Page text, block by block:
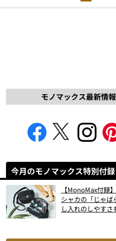
モノマックス最新情
今月のモノマックス特別付録
【MonoMax付録
シャカの「じゃば
し入れのしやすさ